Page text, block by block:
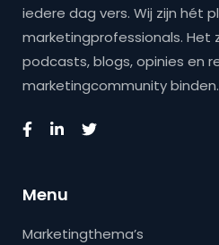
iedere dag vers. Wij zijn hét
marketingprofessionals. Het
podcasts, blogs, opinies en
marketingcommunity binden.
Menu
Marketingthema’s